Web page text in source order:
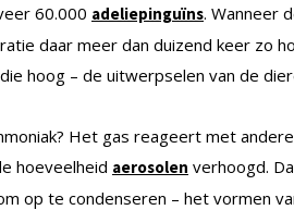
60.000 adeliepinguïns. Wanneer
daar meer dan duizend keer zo
hoog – de uitwerpselen van de
Het gas reageert met
hoeveelheid aerosolen verhoogd.
op te condenseren – het vormen